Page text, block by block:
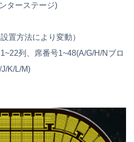
ターステージ)
置方法により変動）
列、席番号1~48(A/G/H/Nブロ
K/L/M)